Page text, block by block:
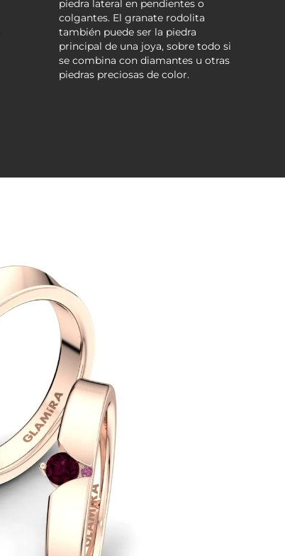
piedra lateral en pendientes o
colgantes. El granate rodolita
también puede ser la piedra
principal de una joya, sobre todo si
se combina con diamantes u otras
piedras preciosas de color.